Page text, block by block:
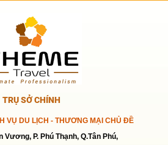
TRỤ SỞ CHÍNH
VỤ DU LỊCH - THƯƠNG MẠI CHỦ ĐỀ
Vương, P. Phú Thạnh, Q.Tân Phú,